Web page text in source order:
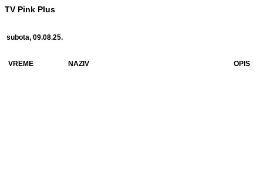
TV Pink Plus
subota, 09.08.25.
VREME NAZIV OPIS